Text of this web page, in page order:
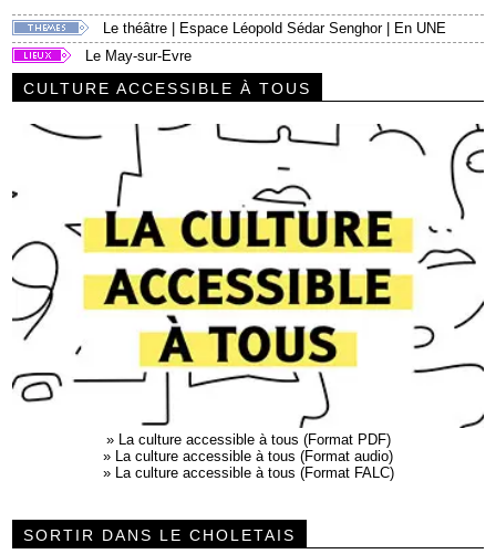
Le théâtre Espace Léopold Sédar Senghor|
En UNE
Le May-sur-Evre
CULTURE ACCESSIBLE À TOUS
» La culture accessible à tous (Format PDF)
» La culture accessible à tous (Format audio)
» La culture accessible à tous (Format FALC)
SORTIR DANS LE CHOLETAIS